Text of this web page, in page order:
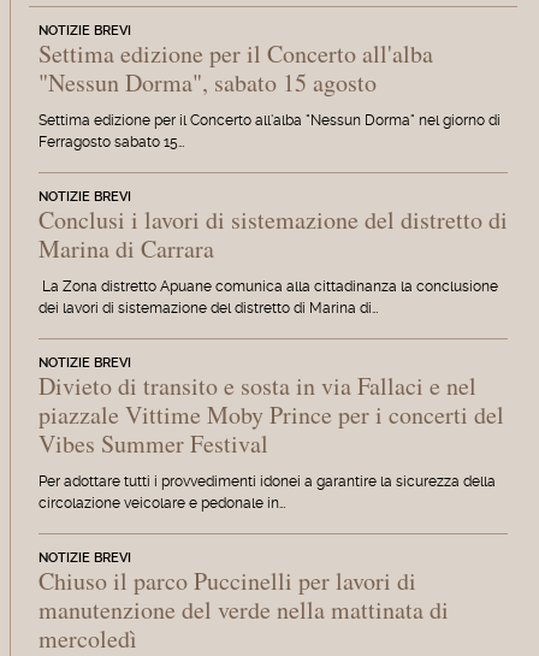
NOTIZIE BREVI
Settima edizione per il Concerto all'alba
"Nessun Dorma", sabato 15 agosto
Settima edizione per il Concerto all'alba "Nessun Dorma" nel giorno di
Ferragosto sabato 15…
NOTIZIE BREVI
Conclusi i lavori di sistemazione del distretto di
Marina di Carrara
La Zona distretto Apuane comunica alla cittadinanza la conclusione
dei lavori di sistemazione del distretto di Marina di…
NOTIZIE BREVI
Divieto di transito e sosta in via Fallaci e nel
piazzale Vittime Moby Prince per i concerti del
Vibes Summer Festival
Per adottare tutti i provvedimenti idonei a garantire la sicurezza della
circolazione veicolare e pedonale in…
NOTIZIE BREVI
Chiuso il parco Puccinelli per lavori di
manutenzione del verde nella mattinata di
mercoledì